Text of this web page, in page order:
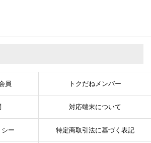
員 トクだねメンバー
対応端末について
ー 特定商取引法に基づく表記